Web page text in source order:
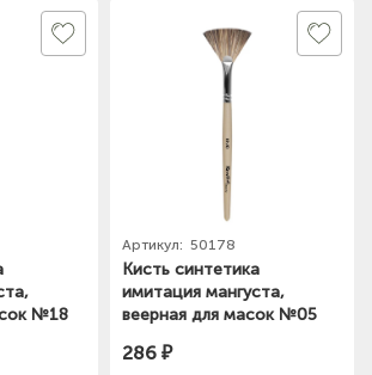
№18
Артикул: 50178
Кисть синтетика
имитация мангуста,
веерная для масок №05
286 ₽